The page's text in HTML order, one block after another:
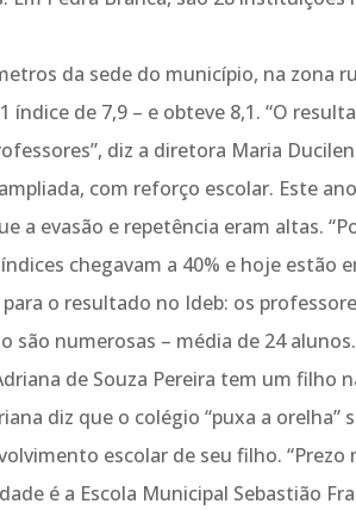
da sede do município, na zona
índice de 7,9 – e obteve 8,1. “O
diz a diretora Maria
com reforço escolar. Este
a evasão e repetência eram altas.
índices chegavam a 40% e hoje
o resultado no Ideb: os
são numerosas – média de 24 alunos.
de Souza Pereira tem um filho
diz que o colégio “puxa a orelha”
escolar de seu filho.
é a Escola Municipal Sebastião